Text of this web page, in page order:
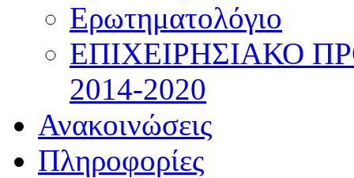
Ερωτηματολόγιο
ΕΠΙΧΕΙΡΗΣΙΑΚΟ
2014-2020
Ανακοινώσεις
Πληροφορίες